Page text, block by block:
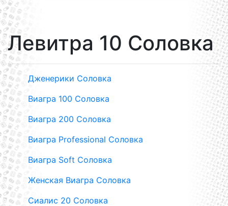
Левитра 10 Соловка
Дженерики Соловка
Виагра 100 Соловка
Виагра 200 Соловка
Виагра Professional Соловка
Виагра Soft Соловка
Женская Виагра Соловка
Сиалис 20 Соловка